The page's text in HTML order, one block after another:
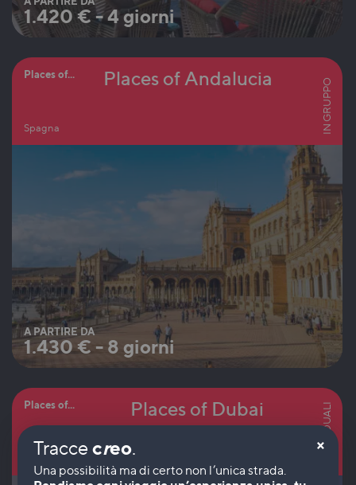
1.420 € -4 giorni
Places of...
Spagna
Places of Andalucia IN GRUPPO
A PARTIRE DA
1.430€ - 8 giorni
Places of...
Dubai e Emirati Arabi
Places of Dubai INDIVIDUALI
Traccecreo. ×